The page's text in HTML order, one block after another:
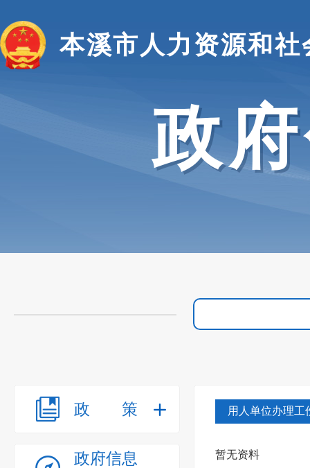
本溪市人力资源和社
政
政策
政府信息
用人单位办理工
暂无资料